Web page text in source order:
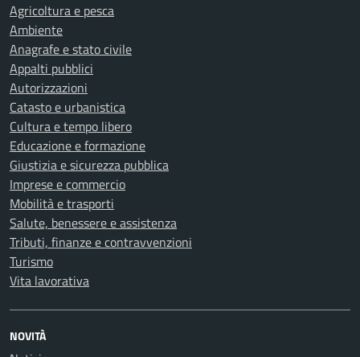
Agricoltura e pesca
Ambiente
Anagrafe e stato civile
Appalti pubblici
Autorizzazioni
Catasto e urbanistica
Cultura e tempo libero
Educazione e formazione
Giustizia e sicurezza pubblica
Imprese e commercio
Mobilità e trasporti
Salute, benessere e assistenza
Tributi, finanze e contravvenzioni
Turismo
Vita lavorativa
NOVITÀ